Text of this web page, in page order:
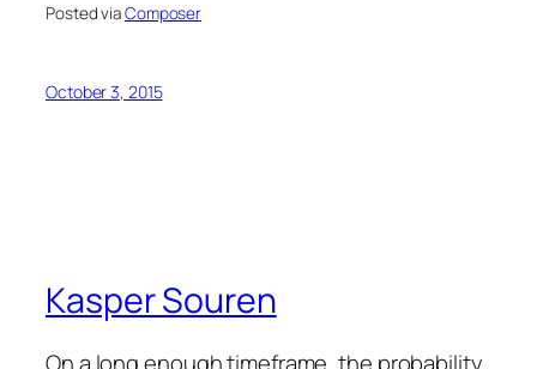
Posted viaComposer
October 3, 2015
Kasper Souren
On a long enough timeframe, the probability